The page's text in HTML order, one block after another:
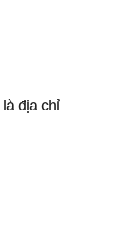
là địa chỉ